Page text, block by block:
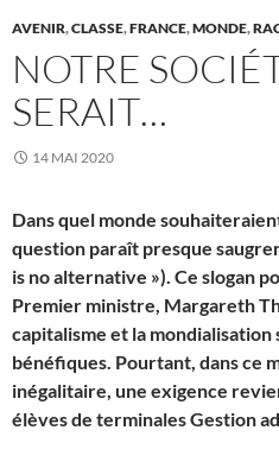
AVENIR,CLASSE,FRANCE,MONDE,
NOTRE
SERAIT…
14 MAI 2020
Dans quel monde
question paraît presque
is no alternative »). Ce slogan
Premier ministre, Margareth
capitalisme et la mondialisation
bénéfiques. Pourtant, dans ce
inégalitaire, une exigence
élèves de terminales Gestion